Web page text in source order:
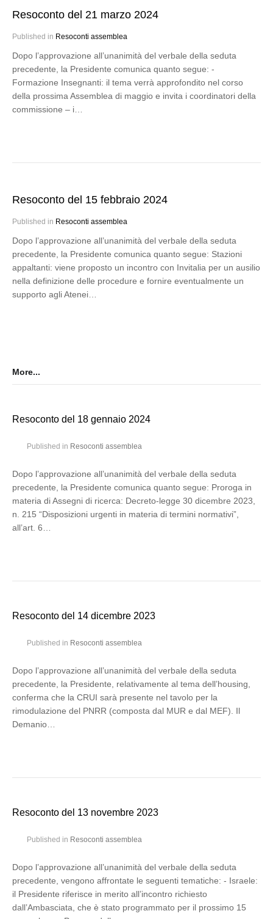
Resoconto del 21 marzo 2024
Published in Resoconti assemblea
Dopo l’approvazione all’unanimità del verbale della seduta
precedente, la Presidente comunica quanto segue: -
Formazione Insegnanti: il tema verrà approfondito nel corso
della prossima Assemblea di maggio e invita i coordinatori della
commissione – i…
Resoconto del 15 febbraio 2024
Published in Resoconti assemblea
Dopo l’approvazione all’unanimità del verbale della seduta
precedente, la Presidente comunica quanto segue: Stazioni
appaltanti: viene proposto un incontro con Invitalia per un ausilio
nella definizione delle procedure e fornire eventualmente un
supporto agli Atenei…
More...
Resoconto del 18 gennaio 2024
Published in Resoconti assemblea
Dopo l’approvazione all’unanimità del verbale della seduta
precedente, la Presidente comunica quanto segue: Proroga in
materia di Assegni di ricerca: Decreto-legge 30 dicembre 2023,
n. 215 “Disposizioni urgenti in materia di termini normativi”,
all’art. 6…
Resoconto del 14 dicembre 2023
Published in Resoconti assemblea
Dopo l’approvazione all’unanimità del verbale della seduta
precedente, la Presidente, relativamente al tema dell’housing,
conferma che la CRUI sarà presente nel tavolo per la
rimodulazione del PNRR (composta dal MUR e dal MEF). Il
Demanio…
Resoconto del 13 novembre 2023
Published in Resoconti assemblea
Dopo l’approvazione all’unanimità del verbale della seduta
precedente, vengono affrontate le seguenti tematiche: - Israele:
il Presidente riferisce in merito all’incontro richiesto
dall’Ambasciata, che è stato programmato per il prossimo 15